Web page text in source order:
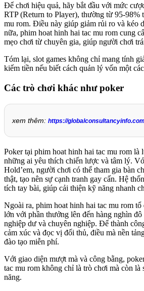
Để chơi hiệu quả, hãy bắt đầu với mức
RTP (Return to Player), thường từ 95-98%
mu rom. Điều này giúp giảm rủi ro và kéo
nữa, phim hoat hinh hai tac mu rom cung
mẹo chơi từ chuyên gia, giúp người chơi
Tóm lại, slot games không chỉ mang tính
kiếm tiền nếu biết cách quản lý vốn một
Các trò chơi khác như poker
xem thêm: https://
Poker tại phim hoat hinh hai tac mu rom là
những ai yêu thích chiến lược và tâm lý.
Hold’em, người chơi có thể tham gia bàn
thật, tạo nên sự cạnh tranh gay cấn. Hệ
tích tay bài, giúp cải thiện kỹ năng nhanh
Ngoài ra, phim hoat hinh hai tac mu rom
lớn với phần thưởng lên đến hàng nghìn
nghiệp dư và chuyên nghiệp. Để thành
cảm xúc và đọc vị đối thủ, điều mà nền
đào tạo miễn phí.
Với giao diện mượt mà và công bằng,
tac mu rom không chỉ là trò chơi mà còn là
năng.